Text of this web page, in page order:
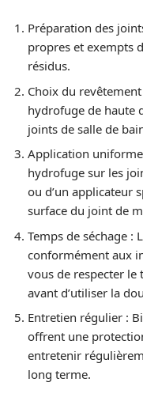
Préparation des
propres et exempts
résidus.
Choix du
hydrofuge de haute
joints de salle de
Application
hydrofuge sur les
ou d’un applicateur
surface du joint de
Temps de séchage :
conformément aux
vous de respecter le
avant d’utiliser la
Entretien régulier :
offrent une
entretenir
long terme.